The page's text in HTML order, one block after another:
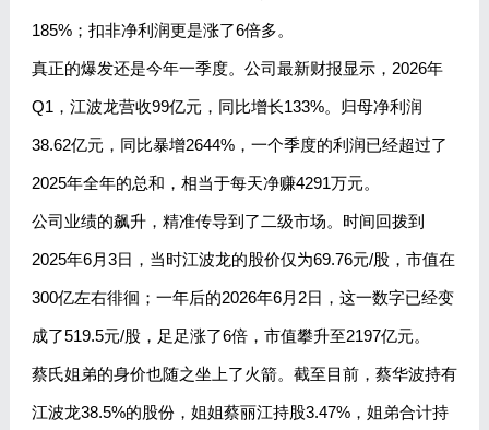
185%；扣非净利润更是涨了6倍多。
真正的爆发还是今年一季度。公司最新财报显示，2026年
Q1，江波龙营收99亿元，同比增长133%。归母净利润
38.62亿元，同比暴增2644%，一个季度的利润已经超过了
2025年全年的总和，相当于每天净赚4291万元。
公司业绩的飙升，精准传导到了二级市场。时间回拨到
2025年6月3日，当时江波龙的股价仅为69.76元/股，市值在
300亿左右徘徊；一年后的2026年6月2日，这一数字已经变
成了519.5元/股，足足涨了6倍，市值攀升至2197亿元。
蔡氏姐弟的身价也随之坐上了火箭。截至目前，蔡华波持有
江波龙38.5%的股份，姐姐蔡丽江持股3.47%，姐弟合计持